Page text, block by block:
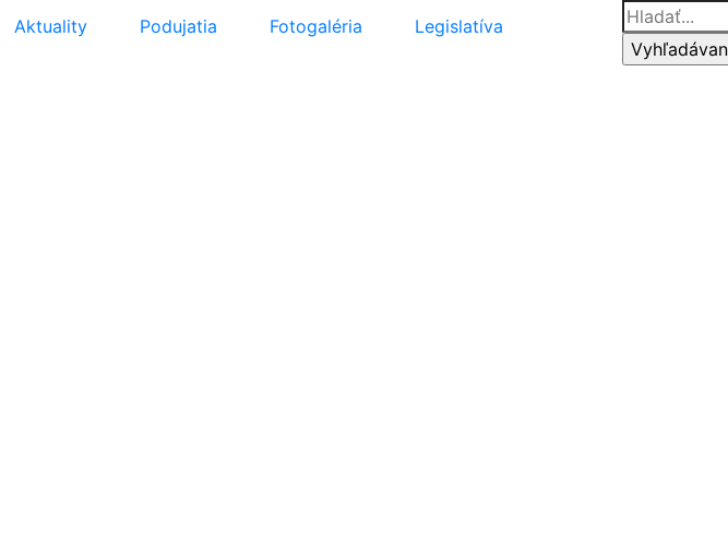
Aktuality Podujatia Fotogaléria Legislatíva